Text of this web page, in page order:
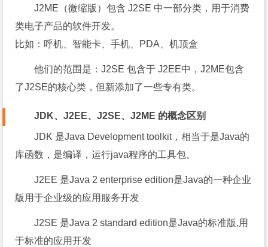
J2ME（微缩版）包含 J2SE 中一部分类，用于消费
类电子产品的软件开发。
比如：呼机、智能卡、手机、PDA、机顶盒
他们的范围是：J2SE 包含于 J2EE中，J2ME包含
了J2SE的核心类，但新添加了一些专有类。
JDK、J2EE、J2SE、J2ME 的概念区别
JDK 是Java Development toolkit，相当于是Java的
库函数，是编译，运行java程序的工具包。
J2EE 是Java 2 enterprise edition是Java的一种企业
版用于企业级的应用服务开发
J2SE 是Java 2 standard edition是Java的标准版,用
于标准的应用开发